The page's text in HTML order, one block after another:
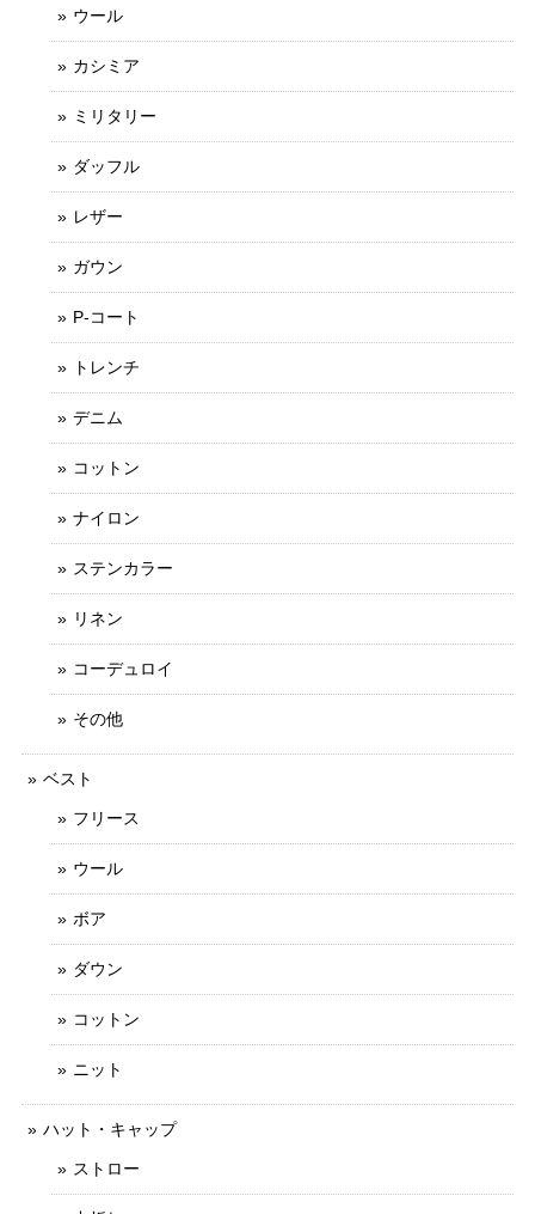
ウール
カシミア
ミリタリー
ダッフル
レザー
ガウン
P-コート
トレンチ
デニム
コットン
ナイロン
ステンカラー
リネン
コーデュロイ
その他
ベスト
フリース
ウール
ボア
ダウン
コットン
ニット
ハット・キャップ
ストロー